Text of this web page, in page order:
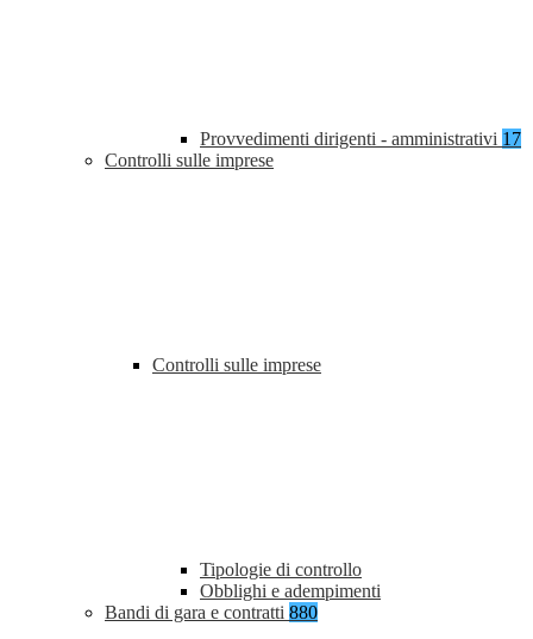
Provvedimenti dirigenti - amministrativi 17
Controlli sulle imprese
Controlli sulle imprese
Tipologie di controllo
Obblighi e adempimenti
Bandi di gara e contratti 880